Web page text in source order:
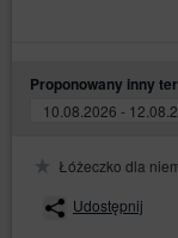
Proponowany inny
10.08.2026 -
Łóżeczko dla
Udostępnij